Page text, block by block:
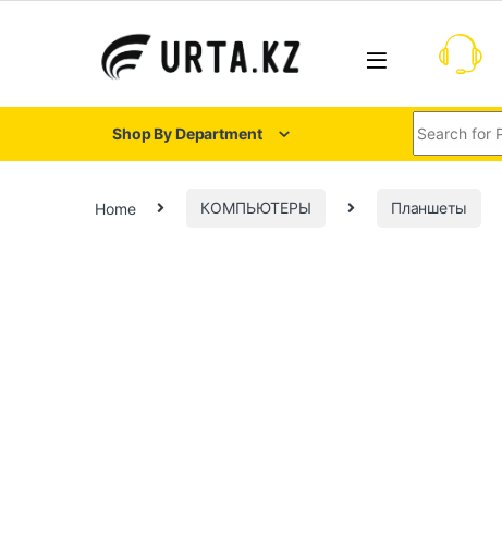
Shop By Department
Home КОМПЬЮТЕРЫ Планшеты